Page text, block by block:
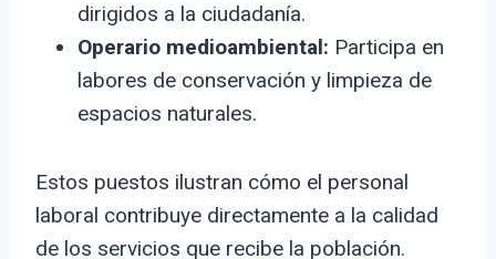
dirigidos a la ciudadanía.
Operario medioambiental: Participa en
labores de conservación y limpieza de
espacios naturales.
Estos puestos ilustran cómo el personal
laboral contribuye directamente a la calidad
de los servicios que recibe la población.